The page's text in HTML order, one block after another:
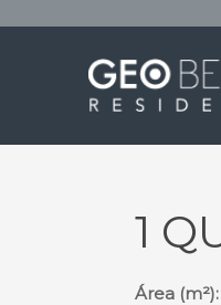
1
Área (m²):